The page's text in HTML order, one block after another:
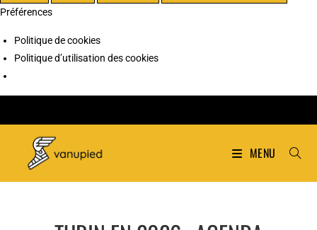
Préférences
Politique de cookies
Politique d’utilisation des cookies
MENU